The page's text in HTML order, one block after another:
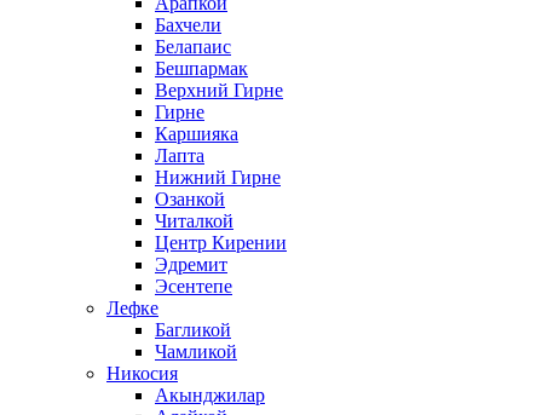
Бахчели
Белапаис
Бешпармак
Верхний Гирне
Гирне
Каршияка
Лапта
Нижний Гирне
Озанкой
Читалкой
Центр Кирении
Эдремит
Эсентепе
Лефке
Багликой
Чамликой
Никосия
Акынджилар